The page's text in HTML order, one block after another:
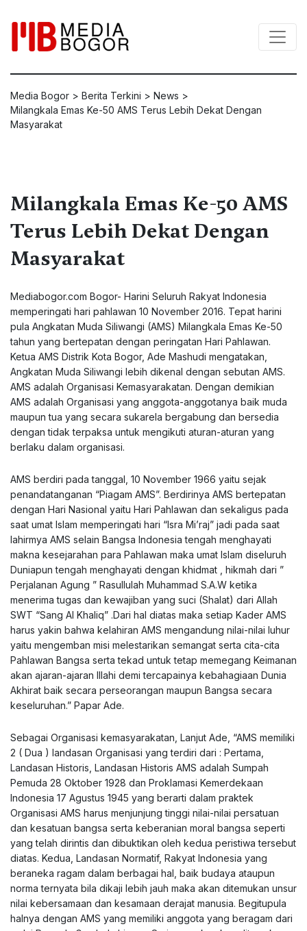
Media Bogor > Berita Terkini > News >
Milangkala Emas Ke-50 AMS Terus Lebih Dekat Dengan
Masyarakat
Milangkala Emas Ke-50 AMS
Terus Lebih Dekat Dengan
Masyarakat
Mediabogor.com Bogor- Harini Seluruh Rakyat Indonesia
memperingati hari pahlawan 10 November 2016. Tepat harini
pula Angkatan Muda Siliwangi (AMS) Milangkala Emas Ke-50
tahun yang bertepatan dengan peringatan Hari Pahlawan.
Ketua AMS Distrik Kota Bogor, Ade Mashudi mengatakan,
Angkatan Muda Siliwangi lebih dikenal dengan sebutan AMS.
AMS adalah Organisasi Kemasyarakatan. Dengan demikian
AMS adalah Organisasi yang anggota-anggotanya baik muda
maupun tua yang secara sukarela bergabung dan bersedia
dengan tidak terpaksa untuk mengikuti aturan-aturan yang
berlaku dalam organisasi.
AMS berdiri pada tanggal, 10 November 1966 yaitu sejak
penandatanganan “Piagam AMS”. Berdirinya AMS bertepatan
dengan Hari Nasional yaitu Hari Pahlawan dan sekaligus pada
saat umat Islam memperingati hari “Isra Mi’raj” jadi pada saat
lahirmya AMS selain Bangsa Indonesia tengah menghayati
makna kesejarahan para Pahlawan maka umat Islam diseluruh
Duniapun tengah menghayati dengan khidmat , hikmah dari ”
Perjalanan Agung ” Rasullulah Muhammad S.A.W ketika
menerima tugas dan kewajiban yang suci (Shalat) dari Allah
SWT “Sang Al Khaliq” .Dari hal diatas maka setiap Kader AMS
harus yakin bahwa kelahiran AMS mengandung nilai-nilai luhur
yaitu mengemban misi melestarikan semangat serta cita-cita
Pahlawan Bangsa serta tekad untuk tetap memegang Keimanan
akan ajaran-ajaran Illahi demi tercapainya kebahagiaan Dunia
Akhirat baik secara perseorangan maupun Bangsa secara
keseluruhan.” Papar Ade.
Sebagai Organisasi kemasyarakatan, Lanjut Ade, “AMS memiliki
2 ( Dua ) landasan Organisasi yang terdiri dari : Pertama,
Landasan Historis, Landasan Historis AMS adalah Sumpah
Pemuda 28 Oktober 1928 dan Proklamasi Kemerdekaan
Indonesia 17 Agustus 1945 yang berarti dalam praktek
Organisasi AMS harus menjunjung tinggi nilai-nilai persatuan
dan kesatuan bangsa serta keberanian moral bangsa seperti
yang telah dirintis dan dibuktikan oleh kedua peristiwa tersebut
diatas. Kedua, Landasan Normatif, Rakyat Indonesia yang
beraneka ragam dalam berbagai hal, baik budaya ataupun
norma ternyata bila dikaji lebih jauh maka akan ditemukan unsur
nilai kebersamaan dan kesamaan derajat manusia. Begitupula
halnya dengan AMS yang memiliki anggota yang beragam dari